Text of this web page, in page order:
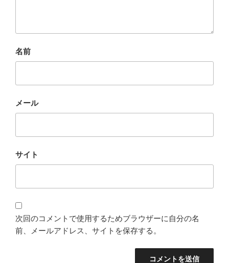
名前
メール
サイト
次回のコメントで使用するためブラウザーに自分の名
前、メールアドレス、サイトを保存する。